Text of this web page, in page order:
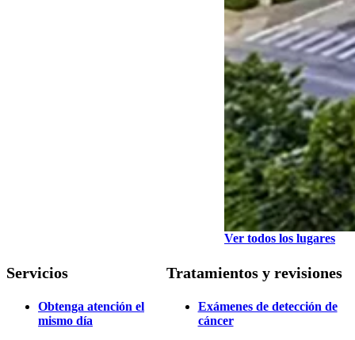
Ver todos los lugares
Servicios
Obtenga atención el
mismo día
Tratamientos y revisiones
Exámenes de detección de
cáncer